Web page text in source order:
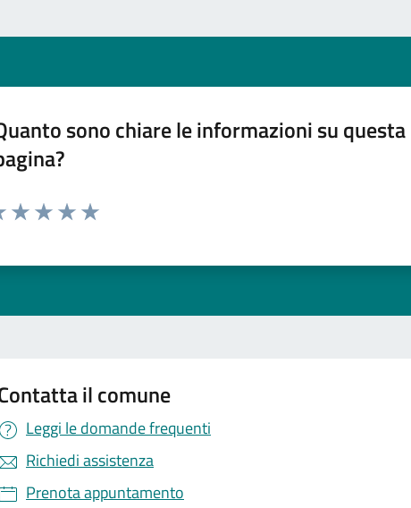
sono chiare le informazioni su questa
il comune
Leggi le domande frequenti
Richiedi assistenza
Prenota appuntamento